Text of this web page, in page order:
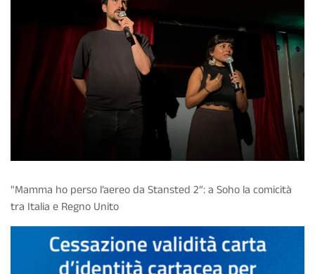
"Mamma ho perso l’aereo da Stansted 2”: a Soho la comicità
tra Italia e Regno Unito